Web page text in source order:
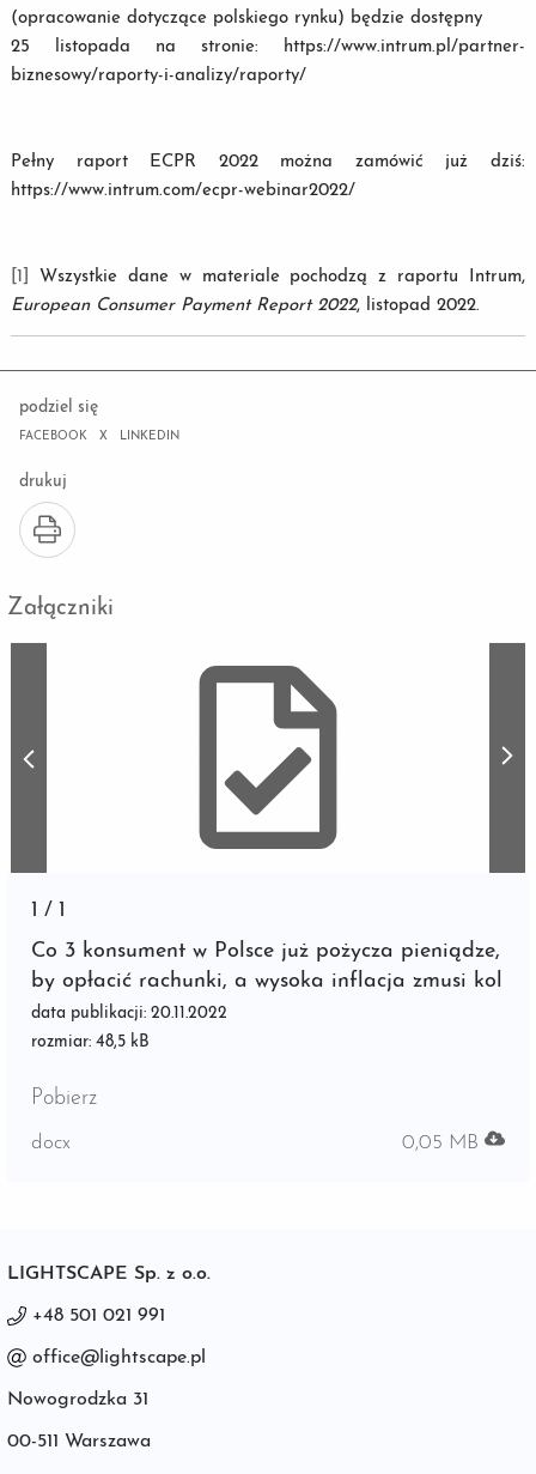
(opracowanie dotyczące polskiego rynku) będzie dostępny
25 listopada na stronie: https://www.intrum.pl/partner-
biznesowy/raporty-i-analizy/raporty/
Pełny raport ECPR 2022 można zamówić już dziś:
https://www.intrum.com/ecpr-webinar2022/
[1]
Wszystkie dane w materiale pochodzą z raportu Intrum,
European Consumer Payment Report 2022, listopad 2022.
podziel się
FACEBOOK X LINKEDIN
drukuj
Załączniki
1 / 1
Co 3 konsument w Polsce już pożycza pieniądze,
by opłacić rachunki, a wysoka inflacja zmusi kol
data publikacji: 20.11.2022
rozmiar: 48,5 kB
Pobierz
docx 0,05 MB
LIGHTSCAPE Sp. z o.o.
+48 501 021 991
office@lightscape.pl
Nowogrodzka 31
00-511 Warszawa